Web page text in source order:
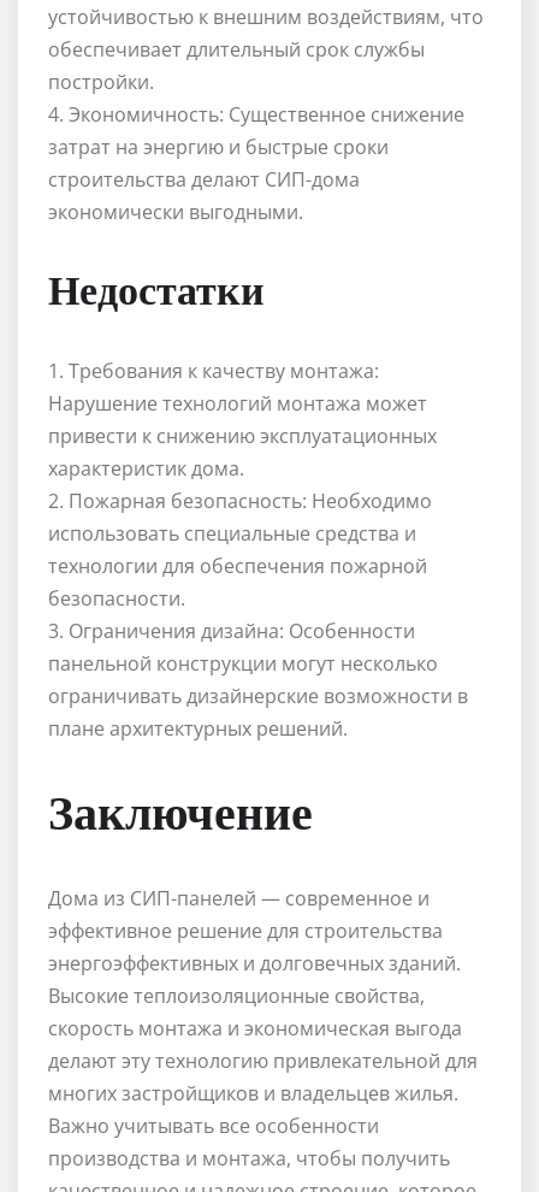
устойчивостью к внешним воздействиям, что
обеспечивает длительный срок службы
постройки.
4. Экономичность: Существенное снижение
затрат на энергию и быстрые сроки
строительства делают СИП-дома
экономически выгодными.
Недостатки
1. Требования к качеству монтажа:
Нарушение технологий монтажа может
привести к снижению эксплуатационных
характеристик дома.
2. Пожарная безопасность: Необходимо
использовать специальные средства и
технологии для обеспечения пожарной
безопасности.
3. Ограничения дизайна: Особенности
панельной конструкции могут несколько
ограничивать дизайнерские возможности в
плане архитектурных решений.
Заключение
Дома из СИП-панелей — современное и
эффективное решение для строительства
энергоэффективных и долговечных зданий.
Высокие теплоизоляционные свойства,
скорость монтажа и экономическая выгода
делают эту технологию привлекательной для
многих застройщиков и владельцев жилья.
Важно учитывать все особенности
производства и монтажа, чтобы получить